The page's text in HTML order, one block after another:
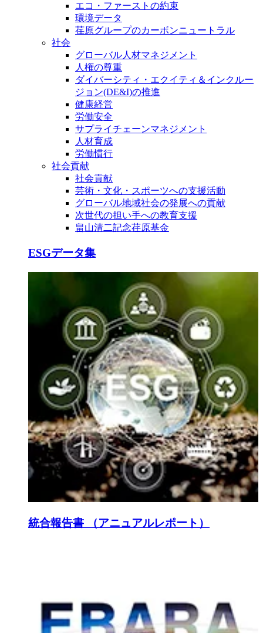
エコ・ファーストの約束
環境データ
荏原グループのカーボンニュートラル
社会
グローバル人材マネジメント
人権の尊重
ダイバーシティ・エクイティ＆インクルー
ジョン(DE&I)の推進
健康経営
労働安全
サプライチェーンマネジメント
人材育成
労働慣行
社会貢献
社会貢献
芸術・文化・スポーツへの支援活動
グローバル地域社会の発展への貢献
次世代の担い手への教育支援
畠山清二記念荏原基金
ESGデータ集
統合報告書 （アニュアルレポート）